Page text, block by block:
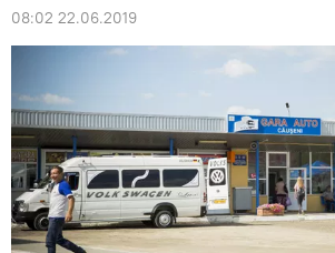
08:02 22.06.2019